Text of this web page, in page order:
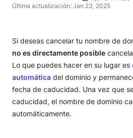
Última actualización: Jan 23, 2025
Si deseas cancelar tu nombre de
no es directamente posible
Lo que puedes hacer en su lugar es
automática del dominio y
fecha de caducidad. Una vez que
caducidad, el nombre de dominio
automáticamente.